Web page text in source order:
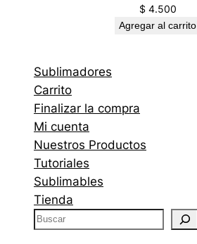
$4.500
Agregar al carrito
Sublimadores
Carrito
Finalizar la compra
Mi cuenta
Nuestros Productos
Tutoriales
Sublimables
Tienda
B